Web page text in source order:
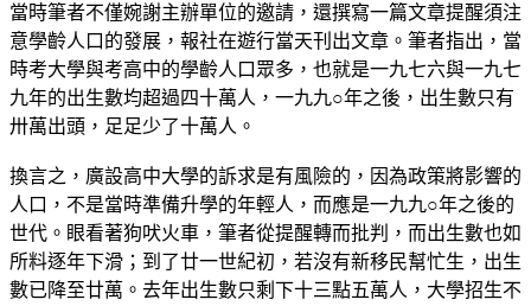
當時筆者不僅婉謝主辦單位的邀請，還撰寫一篇文章提醒須注
意學齡人口的發展，報社在遊行當天刊出文章。筆者指出，當
時考大學與考高中的學齡人口眾多，也就是一九七六與一九七
九年的出生數均超過四十萬人，一九九○年之後，出生數只有
卅萬出頭，足足少了十萬人。
換言之，廣設高中大學的訴求是有風險的，因為政策將影響的
人口，不是當時準備升學的年輕人，而應是一九九○年之後的
世代。眼看著狗吠火車，筆者從提醒轉而批判，而出生數也如
所料逐年下滑；到了廿一世紀初，若沒有新移民幫忙生，出生
數已降至廿萬。去年出生數只剩下十三點五萬人，大學招生不